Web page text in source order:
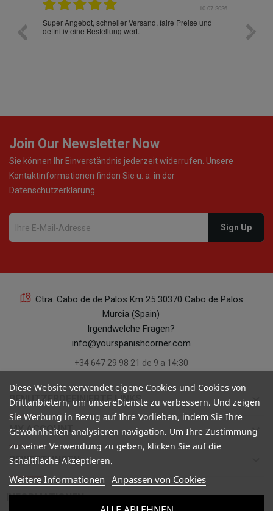
10.07.2026
und
Ich habe zum ersten Mal aus Deutschland bestellt und
muss sagen, dass die gesamte Abwicklung, die
Verpackung, die Versandzeit, einfach alles "excelente"
Join Our Newsletter Now
Sie können Ihr Einverständnis jederzeit widerrufen. Unsere
Kontaktinformationen finden Sie u. a. in der
Datenschutzerklärung.
Ctra. Cabo de de Palos Km 25 30370 Cabo de Palos
Murcia (Spain)
Irgendwelche Fragen?
info@yourspanishcorner.com
+34 647 29 98 21 de 9 a 14:30
BENUTZERDEFINIERTE LINKS keyboard_arrow_down
MY ACCOUNT keyboard_arrow_down
BEWERTUNGEN
INFORMATIONEN 
Diese Website verwendet eigene Cookies und Cookies von
Drittanbietern, um unsereDienste zu verbessern. Und zeigen
Sie Werbung in Bezug auf Ihre Vorlieben, indem Sie Ihre
Gewohnheiten analysieren navigation. Um Ihre Zustimmung
zu seiner Verwendung zu geben, klicken Sie auf die
Schaltfläche Akzeptieren.
Weitere Informationen Anpassen von Cookies